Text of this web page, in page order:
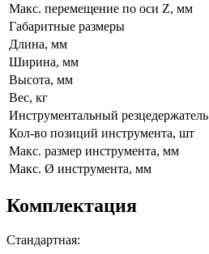
Макс. перемещение по оси Z, мм
Габаритные размеры
Длина, мм
Ширина, мм
Высота, мм
Вес, кг
Инструментальный резцедержатель
Кол-во позиций инструмента, шт
Макс. размер инструмента, мм
Макс. Ø инструмента, мм
Комплектация
Стандартная: